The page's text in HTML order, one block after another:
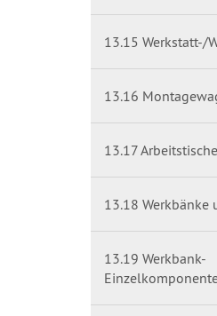
13.15 Werkstatt-/
13.16
13.17
13.18 Werkbänke
13.19 Werkbank-